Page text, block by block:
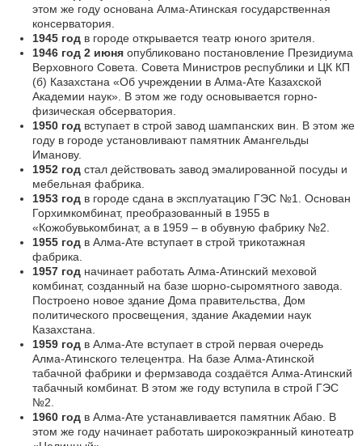
этом же году основана Алма-Атинская государственная
консерватория.
1945 год в городе открывается театр юного зрителя.
1946 год 2 июня опубликовано постановление Президиума
Верховного Совета. Совета Министров республики и ЦК КП
(б) Казахстана «Об учреждении в Алма-Ате Казахской
Академии наук». В этом же году основывается горно-
физическая обсерватория.
1950 год вступает в строй завод шампанских вин. В этом же
году в городе установливают памятник Амангельды
Иманову.
1952 год стал действовать завод эмалированной посуды и
мебельная фабрика.
1953 год в городе сдана в эксплуатацию ГЭС №1. Основан
Горхимкомбинат, преобразованный в 1955 в
«Кожобувькомбинат, а в 1959 – в обувную фабрику №2.
1955 год в Алма-Ате вступает в строй трикотажная
фабрика.
1957 год начинает работать Алма-Атинский меховой
комбинат, созданный на базе шорно-сыромятного завода.
Построено новое здание Дома правительства, Дом
политического просвещения, здание Академии наук
Казахстана.
1959 год в Алма-Ате вступает в строй первая очередь
Алма-Атинского телецентра. На базе Алма-Атинской
табачной фабрики и фермзавода создаётся Алма-Атинский
табачный комбинат. В этом же году вступила в строй ГЭС
№2.
1960 год в Алма-Ате устанавливается памятник Абаю. В
этом же году начинает работать широкоэкранный кинотеатр